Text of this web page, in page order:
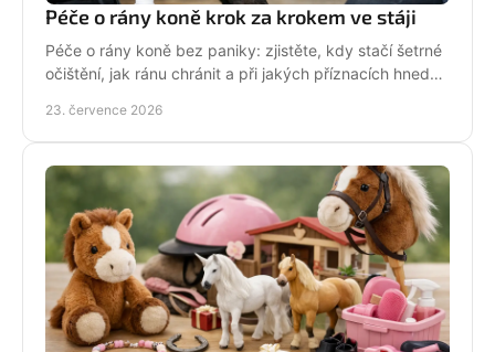
Péče o rány koně krok za krokem ve stáji
Péče o rány koně bez paniky: zjistěte, kdy stačí šetrné
očištění, jak ránu chránit a při jakých příznacích hned
23. července 2026